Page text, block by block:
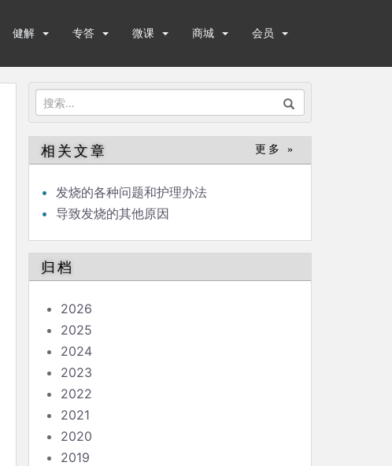
健解 专答 微课 商城 会员
搜
索：
相关文章 更多 »
发烧的各种问题和护理办法
导致发烧的其他原因
归档
2026
2025
2024
2023
2022
2021
2020
2019